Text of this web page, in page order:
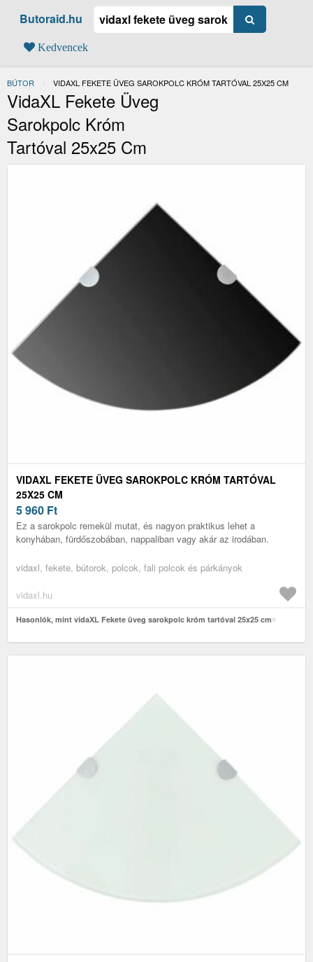
Butoraid.hu
Kedvencek
BÚTOR JELENLEGI:
VIDAXL FEKETE ÜVEG SAROKPOLC KRÓM TARTÓVAL 25X25 CM
VidaXL Fekete Üveg
Sarokpolc Króm
Tartóval 25x25 Cm
VIDAXL FEKETE ÜVEG SAROKPOLC KRÓM TARTÓVAL
25X25 CM
5 960 Ft
Ez a sarokpolc remekül mutat, és nagyon praktikus lehet a
konyhában, fürdőszobában, nappaliban vagy akár az irodában.
vidaxl, fekete, bútorok, polcok, fali polcok és párkányok
vidaxl.hu
Hasonlók, mint vidaXL Fekete üveg sarokpolc króm tartóval 25x25 cm